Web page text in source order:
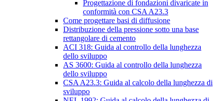
Progettazione di fondazioni divaricate in
conformità con CSA A23.3
Come progettare basi di diffusione
Distribuzione della pressione sotto una base
rettangolare di cemento
ACI 318: Guida al controllo della lunghezza
dello sviluppo
AS 3600: Guida al controllo della lunghezza
dello sviluppo
CSA A23.3: Guida al calcolo della lunghezza di
sviluppo